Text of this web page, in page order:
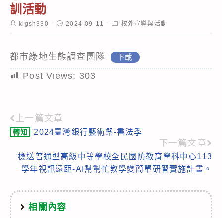
訓活動
Postklgsh330
Post2024-09-11
Post校外宣導與活動
都市綠地生態調查團隊 下載
Post Views: 303
Read
more
articles
上一篇文章
轉知 2024臺灣銀行藝術祭-書法季
下一篇文章
檢送普通型高級中等學校全民國防教育學科中心113
學年視訊遠距-AI幫幫忙教學變簡單研習實施計畫。
相關內容